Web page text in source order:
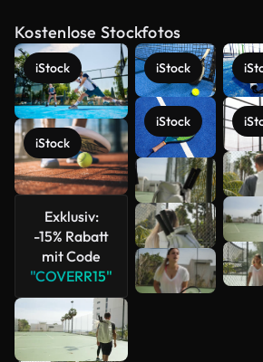
Kostenlose Stockfotos
iStock
iStock
Exklusiv:
-15% Rabatt
mit Code
"COVERR15"
iStock
iStock